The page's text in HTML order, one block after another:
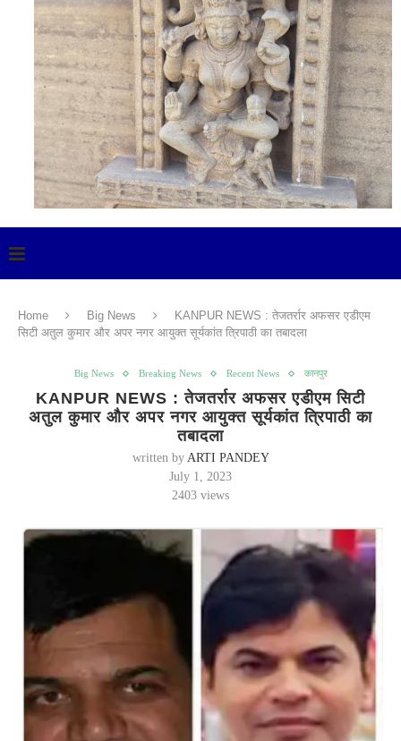
Home Big News
KANPUR NEWS : तेजतर्रार अफसर एडीएम
सिटी अतुल कुमार और अपर नगर आयुक्त सूर्यकांत त्रिपाठी का तबादला
Big News Breaking News Recent News कानपुर
KANPUR NEWS : तेजतर्रार अफसर एडीएम सिटी
अतुल कुमार और अपर नगर आयुक्त सूर्यकांत त्रिपाठी का
तबादला
written by ARTI PANDEY
July 1, 2023
2403 views